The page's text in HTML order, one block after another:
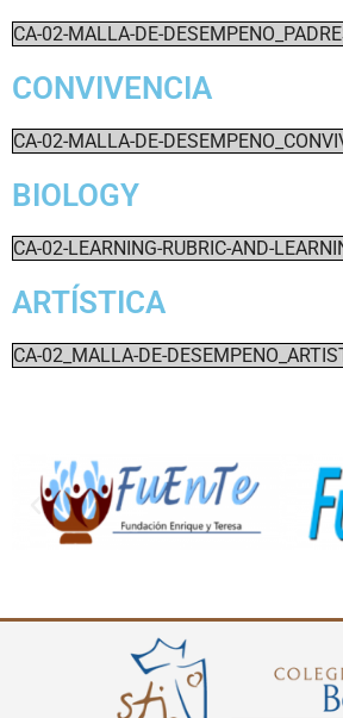
CA-02-MALLA-DE-
CONVIVENCIA
CA-02-MALLA-DE-
BIOLOGY
CA-02-LEARNING-RUBRIC-AND-
ARTÍSTICA
CA-02_MALLA-DE-